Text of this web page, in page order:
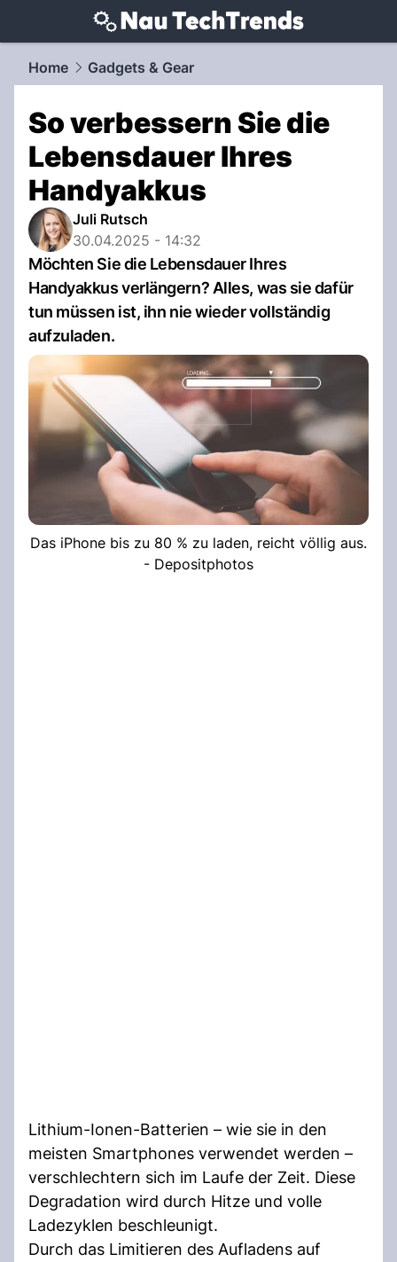
techtrends.NAU.ch
Home Gadgets & Gear
So verbessern Sie die
Lebensdauer Ihres
Handyakkus
Juli Rutsch
30.04.2025 - 14:32
Möchten Sie die Lebensdauer Ihres
Handyakkus verlängern? Alles, was sie dafür
tun müssen ist, ihn nie wieder vollständig
aufzuladen.
Das iPhone bis zu 80 % zu laden, reicht völlig aus.
- Depositphotos
Lithium-Ionen-Batterien – wie sie in den
meisten Smartphones verwendet werden –
verschlechtern sich im Laufe der Zeit. Diese
Degradation wird durch Hitze und volle
Ladezyklen beschleunigt.
Durch das Limitieren des Aufladens auf